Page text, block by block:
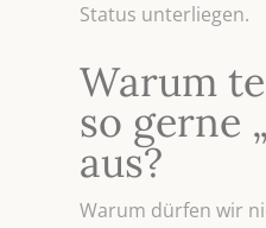
Status unterliegen.
Warum
so gerne
aus?
Warum dürfen wir